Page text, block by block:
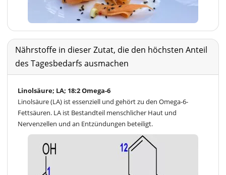
Nährstoffe in dieser Zutat, die den höchsten Anteil
des Tagesbedarfs ausmachen
Linolsäure; LA; 18:2 Omega-6
Linolsäure (LA) ist essenziell und gehört zu den Omega-6-
Fettsäuren. LA ist Bestandteil menschlicher Haut und
Nervenzellen und an Entzündungen beteiligt.